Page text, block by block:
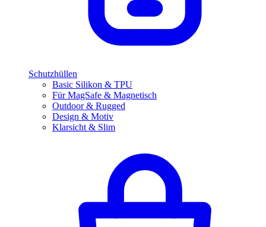
Schutzhüllen
Basic Silikon & TPU
Für MagSafe & Magnetisch
Outdoor & Rugged
Design & Motiv
Klarsicht & Slim